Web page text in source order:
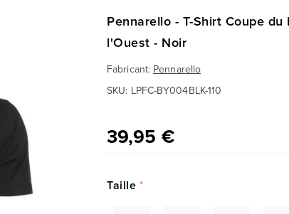
Pennarello - T-Shirt Coupe
l'Ouest - Noir
Fabricant: Pennarello
SKU: LPFC-BY004BLK-110
39,95 €
Taille *